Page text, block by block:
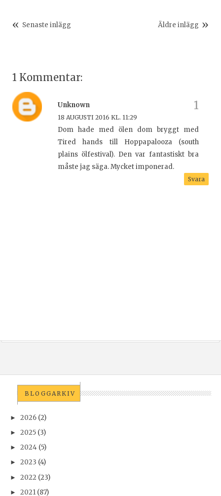
Senaste inlägg Äldre inlägg
1 Kommentar:
Unknown
18 AUGUSTI 2016 KL. 11:29
Dom hade med ölen dom bryggt med
Tired hands till Hoppapalooza (south
plains ölfestival). Den var fantastiskt bra
måste jag säga. Mycket imponerad.
Svara
BLOGGARKIV
► 2026 (2)
► 2025 (3)
► 2024 (5)
► 2023 (4)
► 2022 (23)
► 2021 (87)